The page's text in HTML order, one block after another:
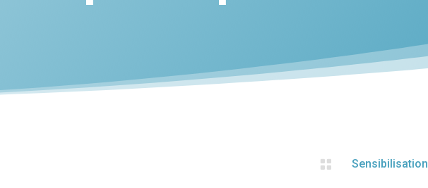
 Sensibilisation